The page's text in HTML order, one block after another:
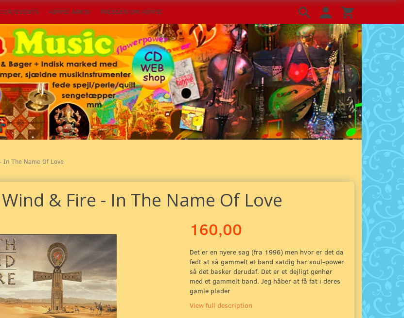
EVENTS HIPPIE ARKIV PRESSEN OM HIPPIE
In The Name Of Love
& Fire - In The Name Of Love
160,00
Det er en nyere sag (fra 1996) men hvor er det da
fedt at så gammelt et band satdig har soul-power
så det basker derudaf. Det er et dejligt genhør
med et gammelt band. Jeg håber at få fat i deres
gamle plader
View full description